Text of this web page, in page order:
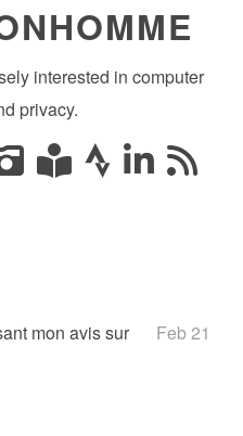
interested in computer
privacy.
mon avis sur
Feb 21